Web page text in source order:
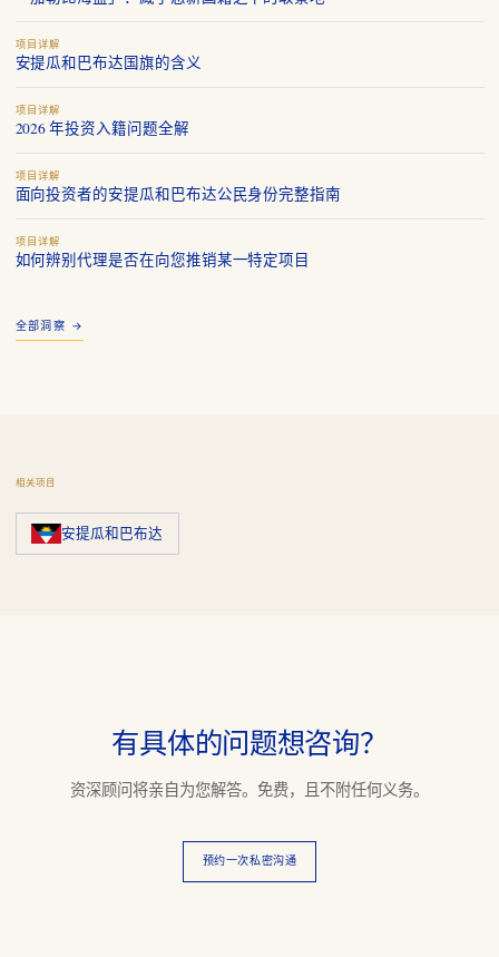
项目详解
安提瓜和巴布达国旗的含义
项目详解
2026 年投资入籍问题全解
项目详解
面向投资者的安提瓜和巴布达公民身份完整指南
项目详解
如何辨别代理是否在向您推销某一特定项目
全部洞察 →
相关项目
安提瓜和巴布达
有具体的问题想咨询？
资深顾问将亲自为您解答。免费，且不附任何义务。
预约一次私密沟通